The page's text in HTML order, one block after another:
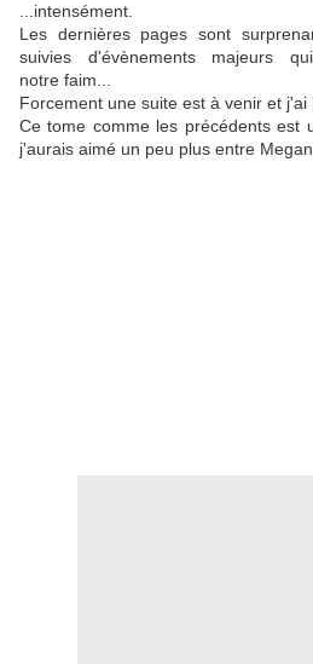
...intensément.
Les dernières pages sont
suivies d'évènements
majeurs
notre faim...
Forcement une suite est à venir et j'ai
Ce tome comme les précédents est
j'aurais aimé un peu plus entre